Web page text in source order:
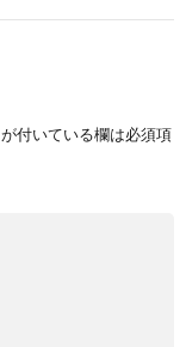
が付いている欄は必須項